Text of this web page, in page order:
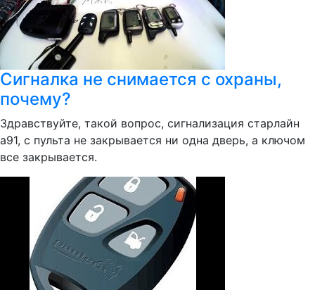
Сигналка не снимается с охраны,
почему?
Здравствуйте, такой вопрос, сигнализация старлайн
а91, с пульта не закрывается ни одна дверь, а ключом
все закрывается.